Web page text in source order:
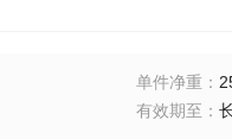
单件净重 ：
有效期至 ：